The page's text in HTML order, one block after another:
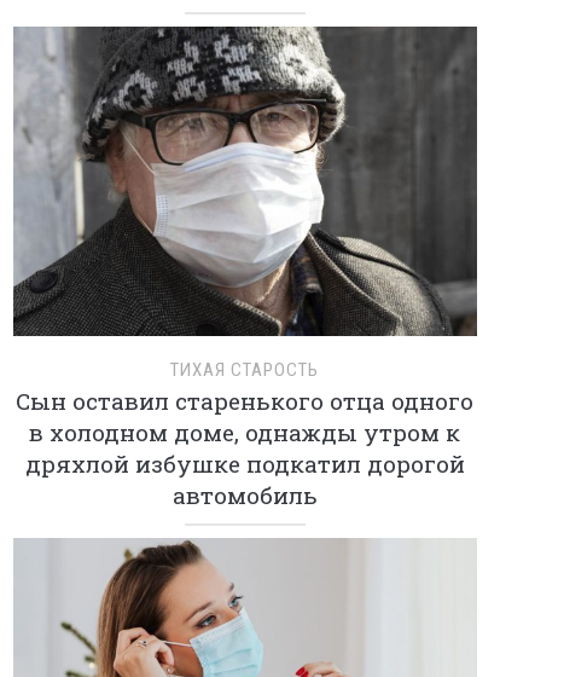
ТИХАЯ СТАРОСТЬ
Сын оставил старенького отца одного
в холодном доме, однажды утром к
дряхлой избушке подкатил дорогой
автомобиль